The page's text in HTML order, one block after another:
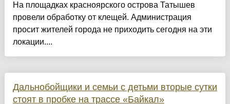
На площадках красноярского острова Татышев
провели обработку от клещей. Администрация
просит жителей города не приходить сегодня на эти
локации....
Дальнобойщики и семьи с детьми вторые сутки
стоят в пробке на трассе «Байкал»